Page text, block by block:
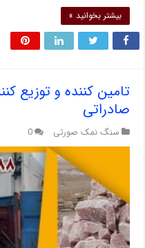
بیشتر بخوانید »
تامین کننده و توزیع
صادراتی
سنگ نمک صورتی 0